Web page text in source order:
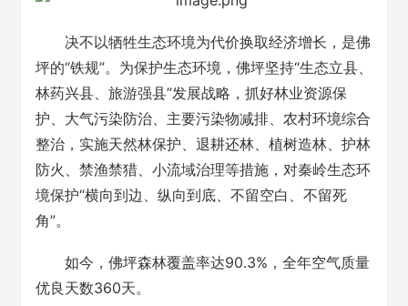
决不以牺牲生态环境为代价换取经济增长，是佛
坪的“铁规”。为保护生态环境，佛坪坚持“生态立县、
林药兴县、旅游强县”发展战略，抓好林业资源保
护、大气污染防治、主要污染物减排、农村环境综合
整治，实施天然林保护、退耕还林、植树造林、护林
防火、禁渔禁猎、小流域治理等措施，对秦岭生态环
境保护“横向到边、纵向到底、不留空白、不留死
角”。
如今，佛坪森林覆盖率达90.3%，全年空气质量
优良天数360天。